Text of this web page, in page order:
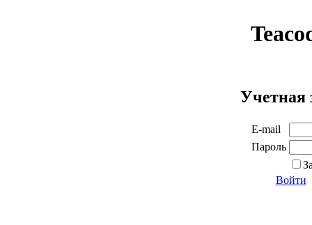
Учетная
E-mail
Пароль
Войти